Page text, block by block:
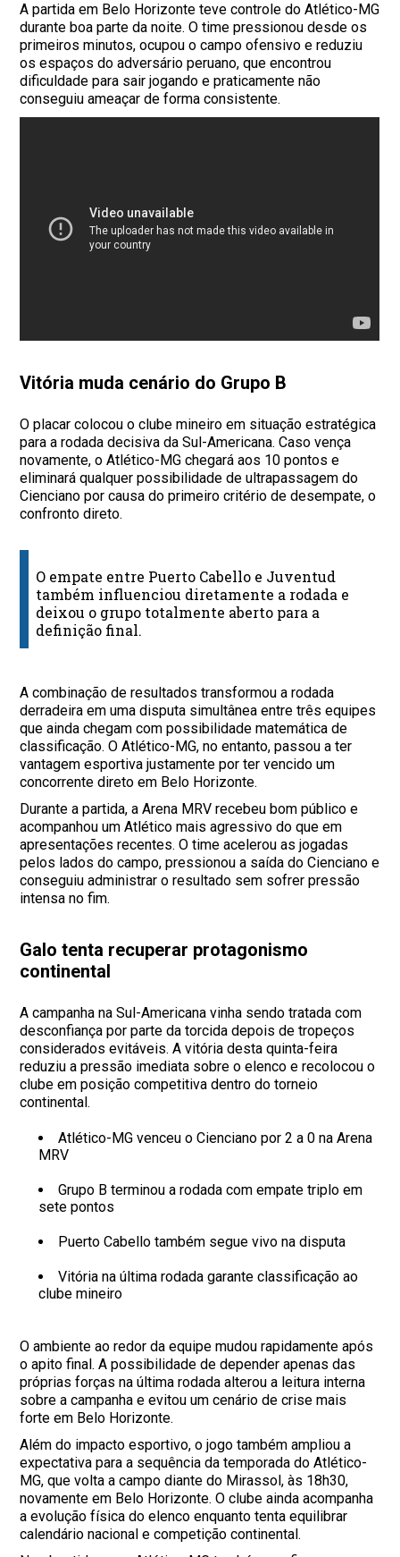
A partida em Belo Horizonte teve controle do Atlético-MG
durante boa parte da noite. O time pressionou desde os
primeiros minutos, ocupou o campo ofensivo e reduziu
os espaços do adversário peruano, que encontrou
dificuldade para sair jogando e praticamente não
conseguiu ameaçar de forma consistente.
Vitória muda cenário do Grupo B
O placar colocou o clube mineiro em situação estratégica
para a rodada decisiva da Sul-Americana. Caso vença
novamente, o Atlético-MG chegará aos 10 pontos e
eliminará qualquer possibilidade de ultrapassagem do
Cienciano por causa do primeiro critério de desempate, o
confronto direto.
O empate entre Puerto Cabello e Juventud
também influenciou diretamente a rodada e
deixou o grupo totalmente aberto para a
definição final.
A combinação de resultados transformou a rodada
derradeira em uma disputa simultânea entre três equipes
que ainda chegam com possibilidade matemática de
classificação. O Atlético-MG, no entanto, passou a ter
vantagem esportiva justamente por ter vencido um
concorrente direto em Belo Horizonte.
Durante a partida, a Arena MRV recebeu bom público e
acompanhou um Atlético mais agressivo do que em
apresentações recentes. O time acelerou as jogadas
pelos lados do campo, pressionou a saída do Cienciano e
conseguiu administrar o resultado sem sofrer pressão
intensa no fim.
Galo tenta recuperar protagonismo
continental
A campanha na Sul-Americana vinha sendo tratada com
desconfiança por parte da torcida depois de tropeços
considerados evitáveis. A vitória desta quinta-feira
reduziu a pressão imediata sobre o elenco e recolocou o
clube em posição competitiva dentro do torneio
continental.
Atlético-MG venceu o Cienciano por 2 a 0 na Arena
MRV
Grupo B terminou a rodada com empate triplo em
sete pontos
Puerto Cabello também segue vivo na disputa
Vitória na última rodada garante classificação ao
clube mineiro
O ambiente ao redor da equipe mudou rapidamente após
o apito final. A possibilidade de depender apenas das
próprias forças na última rodada alterou a leitura interna
sobre a campanha e evitou um cenário de crise mais
forte em Belo Horizonte.
Além do impacto esportivo, o jogo também ampliou a
expectativa para a sequência da temporada do Atlético-
MG, que volta a campo diante do Mirassol, às 18h30,
novamente em Belo Horizonte. O clube ainda acompanha
a evolução física do elenco enquanto tenta equilibrar
calendário nacional e competição continental.